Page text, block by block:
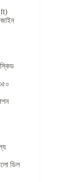
স্কিড
ডিল